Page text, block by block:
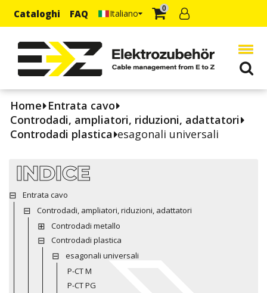
Cataloghi FAQ Italiano 0
Home Entrata cavo
Controdadi, ampliatori, riduzioni, adattatori
Controdadi plastica esagonali universali
INDICE
Entrata cavo
Controdadi, ampliatori, riduzioni, adattatori
Controdadi metallo
Controdadi plastica
esagonali universali
P-CT M
P-CT PG